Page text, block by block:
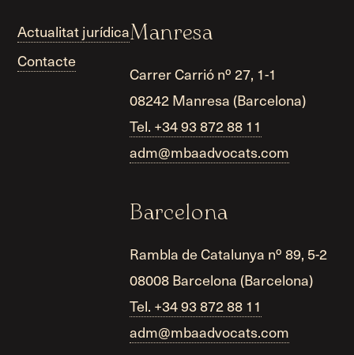
Actualitat jurídica
Contacte
Manresa
Carrer Carrió nº 27, 1-1
08242 Manresa (Barcelona)
Tel. +34 93 872 88 11
adm@mbaadvocats.com
Barcelona
Rambla de Catalunya nº 89, 5-2
08008 Barcelona (Barcelona)
Tel. +34 93 872 88 11
adm@mbaadvocats.com